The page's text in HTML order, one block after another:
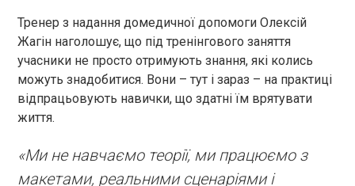
Тренер з надання домедичної допомоги Олексій
Жагін наголошує, що під тренінгового заняття
учасники не просто отримують знання, які колись
можуть знадобитися. Вони – тут і зараз – на практиці
відпрацьовують навички, що здатні їм врятувати
життя.
«Ми не навчаємо теорії, ми працюємо з
макетами, реальними сценаріями і